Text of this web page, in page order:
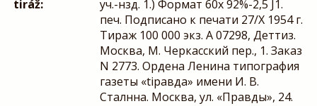
tiráž:
уч.-нзд. 1.) Формат 60х 92%-2,5 J1.
печ. Подписано к печати 27/X 1954 г.
Тираж 100 000 экз. А 07298, Деттиз.
Москва, М. Черкасский пер., 1. Заказ
N 2773. Ордена Ленина типография
газеты «tipавда» имени И. В.
Сталнна. Москва, ул. «Правды», 24.